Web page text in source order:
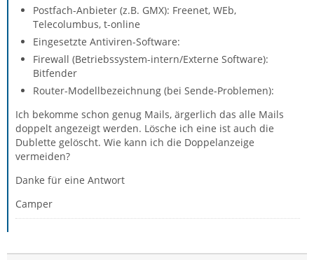
Postfach-Anbieter (z.B. GMX): Freenet, WEb,
Telecolumbus, t-online
Eingesetzte Antiviren-Software:
Firewall (Betriebssystem-intern/Externe Software):
Bitfender
Router-Modellbezeichnung (bei Sende-Problemen):
Ich bekomme schon genug Mails, ärgerlich das alle Mails
doppelt angezeigt werden. Lösche ich eine ist auch die
Dublette gelöscht. Wie kann ich die Doppelanzeige
vermeiden?
Danke für eine Antwort
Camper